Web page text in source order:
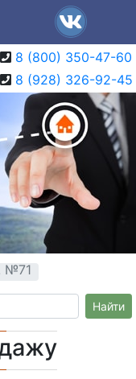
8 (800) 350-47-60
8 (928) 326-92-45
№71
Найти